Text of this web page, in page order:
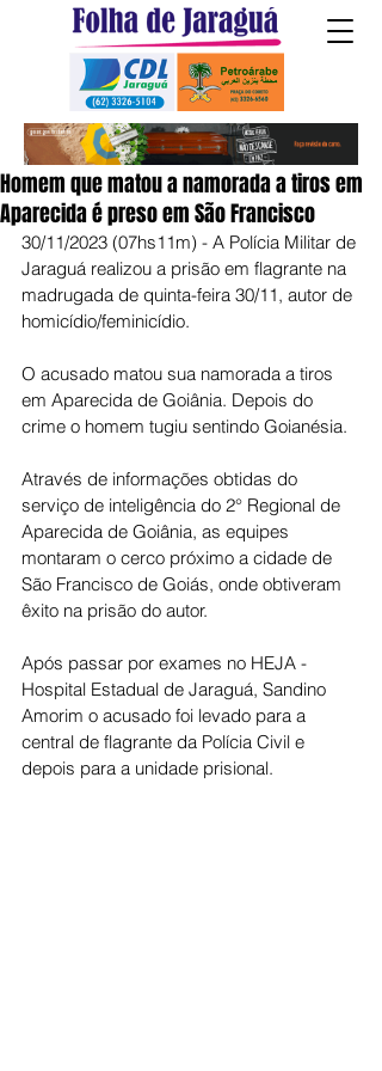
Homem que matou a namorada a tiros em
Aparecida é preso em São Francisco
30/11/2023 (07hs11m) - A Polícia Militar de
Jaraguá realizou a prisão em flagrante na
madrugada de quinta-feira 30/11, autor de
homicídio/feminicídio.
O acusado matou sua namorada a tiros
em Aparecida de Goiânia. Depois do
crime o homem tugiu sentindo Goianésia.
Através de informações obtidas do
serviço de inteligência do 2° Regional de
Aparecida de Goiânia, as equipes
montaram o cerco próximo a cidade de
São Francisco de Goiás, onde obtiveram
êxito na prisão do autor.
Após passar por exames no HEJA -
Hospital Estadual de Jaraguá, Sandino
Amorim o acusado foi levado para a
central de flagrante da Polícia Civil e
depois para a unidade prisional.